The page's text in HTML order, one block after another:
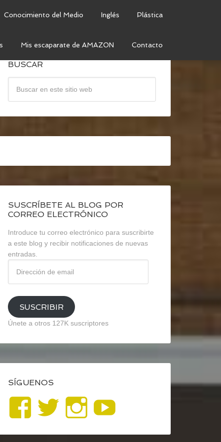
Conocimiento del Medio Inglés Plástica
Mis escaparate de AMAZON Contacto
BUSCAR
SUSCRÍBETE AL BLOG POR
CORREO ELECTRÓNICO
Introduce tu correo electrónico para suscribirte
a este blog y recibir notificaciones de nuevas
entradas.
email
SUSCRIBIR
Únete a otros 127K suscriptores
SÍGUENOS
Ver
perfil
Ver
perfil
Ver
perfil